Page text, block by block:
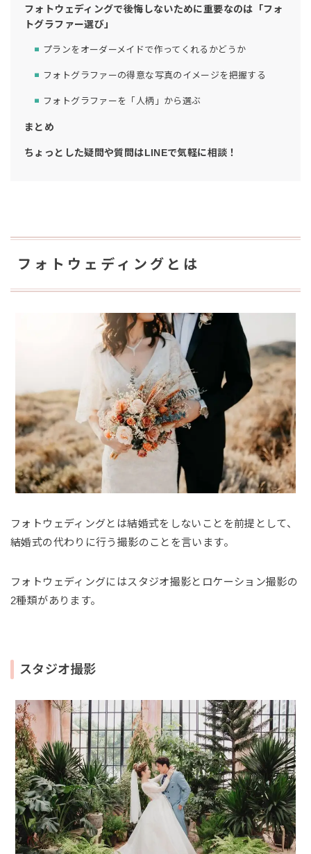
フォトウェディングで後悔しないために重要なのは「フォ
トグラファー選び」
プランをオーダーメイドで作ってくれるかどうか
フォトグラファーの得意な写真のイメージを把握する
フォトグラファーを「人柄」から選ぶ
まとめ
ちょっとした疑問や質問はLINEで気軽に相談！
フォトウェディングとは
フォトウェディングとは結婚式をしないことを前提として、
結婚式の代わりに行う撮影のことを言います。
フォトウェディングにはスタジオ撮影とロケーション撮影の
2種類があります。
スタジオ撮影